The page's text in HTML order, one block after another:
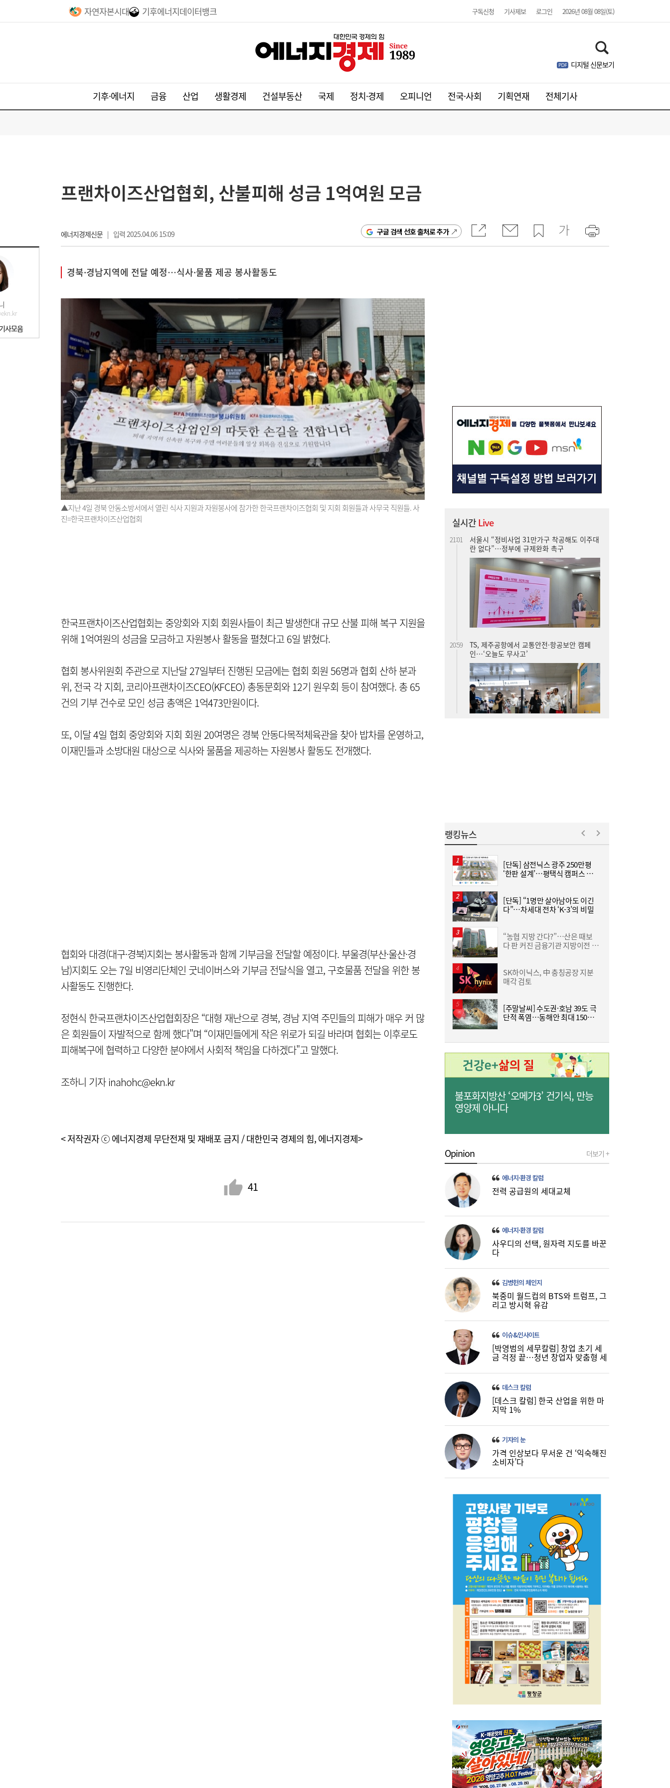
자연자본시대 기후에너지데이터뱅크 구독신청 기사제보 로그인 2026년 08월 08일(토)
디지털 신문보기
기후·에너지 금융 산업 생활경제 건설부동산 국제 정치·경제 오피니언 전국·사회 기획연재 전체기사
사모음
프랜차이즈산업협회, 산불피해 성금 1억여원 모금
에너지경제신문| 입력 2025.04.06 15:09 구글 검색 선호 출처로 추가
경북·경남지역에 전달 예정…식사·물품 제공 봉사활동도
▲지난 4일 경북 안동소방서에서 열린 식사 지원과 자원봉사에 참가한 한국프랜차이즈협회 및 지회 회원들과 사무국 직원들. 사
진=한국프랜차이즈산업협회
한국프랜차이즈산업협회는 중앙회와 지회 회원사들이 최근 발생한대 규모 산불 피해 복구 지원을
위해 1억여원의 성금을 모금하고 자원봉사 활동을 펼쳤다고 6일 밝혔다.
협회 봉사위원회 주관으로 지난달 27일부터 진행된 모금에는 협회 회원 56명과 협회 산하 분과
위, 전국 각 지회, 코리아프랜차이즈CEO(KFCEO) 총동문회와 12기 원우회 등이 참여했다. 총 65
건의 기부 건수로 모인 성금 총액은 1억473만원이다.
또, 이달 4일 협회 중앙회와 지회 회원 20여명은 경북 안동다목적체육관을 찾아 밥차를 운영하고,
이재민들과 소방대원 대상으로 식사와 물품을 제공하는 자원봉사 활동도 전개했다.
협회와 대경(대구·경북)지회는 봉사활동과 함께 기부금을 전달할 예정이다. 부울경(부산·울산·경
남)지회도 오는 7일 비영리단체인 굿네이버스와 기부금 전달식을 열고, 구호물품 전달을 위한 봉
사활동도 진행한다.
정현식 한국프랜차이즈산업협회장은 “대형 재난으로 경북, 경남 지역 주민들의 피해가 매우 커 많
은 회원들이 자발적으로 함께 했다"며 “이재민들에게 작은 위로가 되길 바라며 협회는 이후로도
피해복구에 협력하고 다양한 분야에서 사회적 책임을 다하겠다"고 말했다.
조하니 기자 inahohc@ekn.kr
< 저작권자 ⓒ 에너지경제 무단전재 및 재배포 금지 / 대한민국 경제의 힘, 에너지경제>
41
실시간Live
서울시 “정비사업 31만가구 착공해도 이주대
란 없다”…정부에 규제완화 촉구
TS, 제주공항에서 교통안전·항공보안 캠페
인…‘오늘도 무사고’
SK하이닉스 54조 베팅…용인엔 D램, 청주는
낸드
19:32
사상 최대 실적 이어가는 SK하이닉스…분기
배당 375원
19:26
통신 3사, AIDC로 실적 개선…남은 과제는
‘수익성’
19:24
금호석화, 2분기 영업익 5배 급증…3분기 수
19:20
진에어, 2Q 영업손실 731억…고유가 덫에
‘적자 전환’
랭킹뉴스
[단독] 삼전닉스 광주 250만평
‘한판 설계’…평택식 캠퍼스 들
[단독] “1명만 살아남아도 이긴
다”…차세대 전차 ‘K-3’의 비밀
“농협 지방 간다?”…산은 때보
다 판 커진 금융기관 지방이전 논
SK하이닉스, 中 충칭공장 지분
매각 검토
[주말날씨] 수도권·호남 39도 극
단적 폭염…동해안 최대 150㎜
불포화지방산 ‘오메가3’ 건기식, 만능
영양제 아니다
Opinion 더보기 +
에너지·환경 칼럼
전력 공급원의 세대교체
에너지·환경 칼럼
사우디의 선택, 원자력 지도를 바꾼
다
김병헌의 체인지
북중미 월드컵의 BTS와 트럼프, 그
리고 방시혁 유감
이슈&인사이트
[박영범의 세무칼럼] 창업 초기 세
금 걱정 끝…청년 창업자 맞춤형 세
데스크 칼럼
[데스크 칼럼] 한국 산업을 위한 마
지막 1%
기자의 눈
가격 인상보다 무서운 건 ‘익숙해진
소비자’다